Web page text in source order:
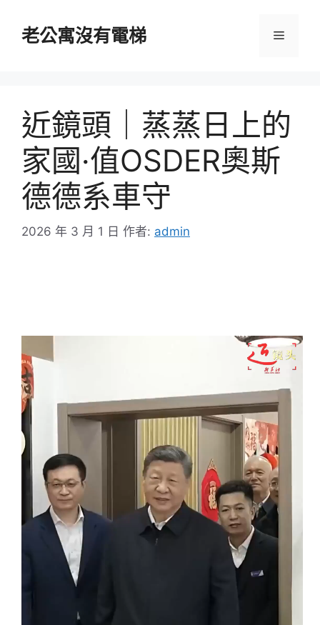
老公寓沒有電梯 選
近鏡頭｜蒸蒸日上的
家國·值OSDER奧斯
德德系車守
2026 年 3 月 1 日 作者: admin